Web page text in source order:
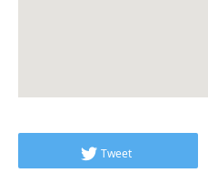
Tweet